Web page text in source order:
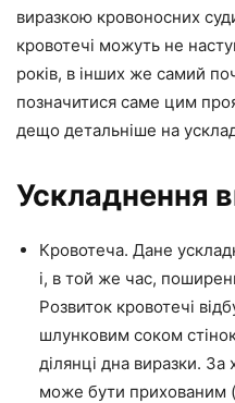
виразкою кровоносних
кровотечі можуть не
років, в інших же самий
позначитися саме цим
дещо детальніше на
Ускладнення
Кровотеча. Дане
і, в той же час,
Розвиток кровотечі
шлунковим соком
ділянці дна виразки.
може бути прихованим